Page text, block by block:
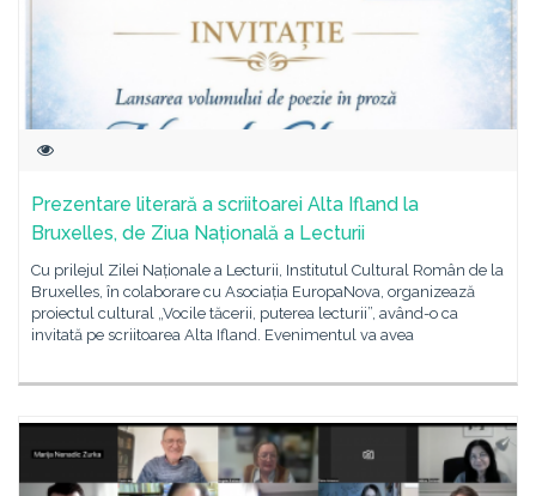
Prezentare literară a scriitoarei Alta Ifland la
Bruxelles, de Ziua Națională a Lecturii
Cu prilejul Zilei Naționale a Lecturii, Institutul Cultural Român de la
Bruxelles, în colaborare cu Asociația EuropaNova, organizează
proiectul cultural „Vocile tăcerii, puterea lecturii”, având-o ca
invitată pe scriitoarea Alta Ifland. Evenimentul va avea